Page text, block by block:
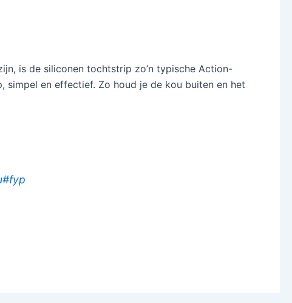
is de siliconen tochtstrip zo’n typische Action-
en effectief. Zo houd je de kou buiten en het
#fyp